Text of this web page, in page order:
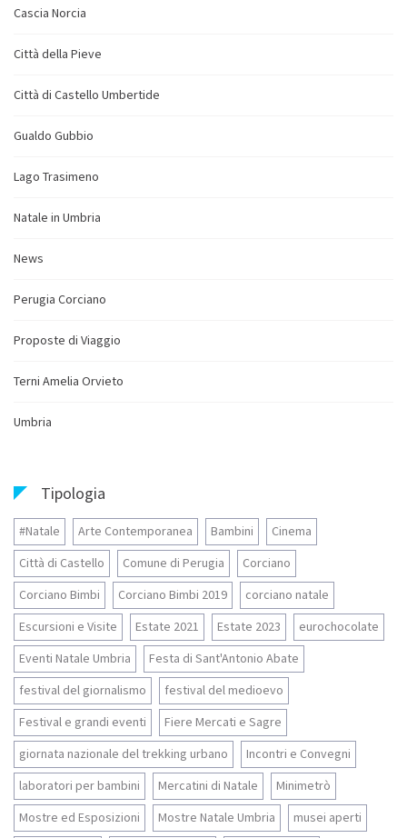
Cascia Norcia
Città della Pieve
Città di Castello Umbertide
Gualdo Gubbio
Lago Trasimeno
Natale in Umbria
News
Perugia Corciano
Proposte di Viaggio
Terni Amelia Orvieto
Umbria
Tipologia
#Natale Arte Contemporanea Bambini
Cinema
Città di Castello
Comune di Perugia
Corciano
Corciano Bimbi
Corciano Bimbi 2019
corciano natale
Escursioni e Visite
Estate 2021 Estate 2023
eurochocolate
Eventi Natale Umbria
Festa di Sant'Antonio Abate
festival del giornalismo
festival del medioevo
Festival e grandi eventi
Fiere Mercati e Sagre
giornata nazionale del trekking urbano
Incontri e Convegni
laboratori per bambini
Mercatini di Natale
Minimetrò
Mostre ed Esposizioni
Mostre Natale Umbria
musei aperti